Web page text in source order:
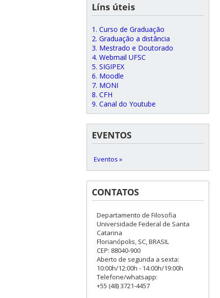
Líns úteis
1. Curso de Graduação
2. Graduação a distância
3. Mestrado e Doutorado
4. Webmail UFSC
5. SIGIPEX
6. Moodle
7. MONI
8. CFH
9. Canal do Youtube
EVENTOS
Eventos »
CONTATOS
Departamento de Filosofia
Universidade Federal de Santa
Catarina
Florianópolis, SC, BRASIL
CEP: 88040-900
Aberto de segunda a sexta:
10:00h/12:00h - 14:00h/19:00h
Telefone/whatsapp:
+55 (48) 3721-4457